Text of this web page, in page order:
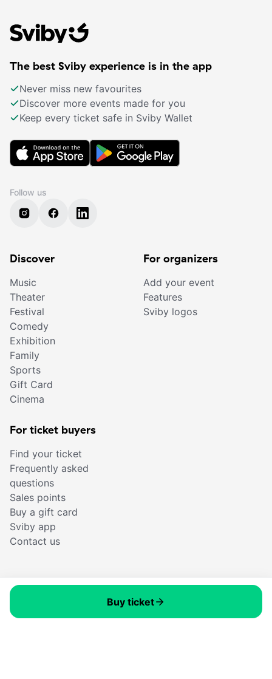
Buy ticket
The best Sviby experience is in the app
Never miss new favourites
Discover more events made for you
Keep every ticket safe in Sviby Wallet
Follow us
Discover
Music
Theater
Festival
Comedy
Exhibition
Family
Sports
Gift Card
Cinema
For organizers
Add your event
Features
Sviby logos
For ticket buyers
Find your ticket
Frequently asked
questions
Sales points
Buy a gift card
Sviby app
Contact us
Terms of use